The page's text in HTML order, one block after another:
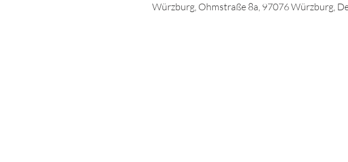
Würzburg, Ohmstraße 8a, 97076 Würzburg,